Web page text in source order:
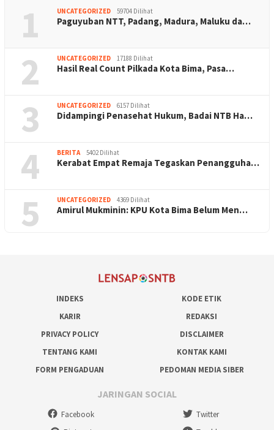
1 UNCATEGORIZED 59704 Dilihat
Paguyuban NTT, Padang, Madura, Maluku da…
2 UNCATEGORIZED 17188 Dilihat
Hasil Real Count Pilkada Kota Bima, Pasa…
3 UNCATEGORIZED 6157 Dilihat
Didampingi Penasehat Hukum, Badai NTB Ha…
4 BERITA 5402 Dilihat
Kerabat Empat Remaja Tegaskan Penangguha…
5 UNCATEGORIZED 4369 Dilihat
Amirul Mukminin: KPU Kota Bima Belum Men…
INDEKS
KODE ETIK
KARIR
REDAKSI
PRIVACY POLICY
DISCLAIMER
TENTANG KAMI
KONTAK KAMI
FORM PENGADUAN
PEDOMAN MEDIA SIBER
JARINGAN SOCIAL
Facebook
Twitter